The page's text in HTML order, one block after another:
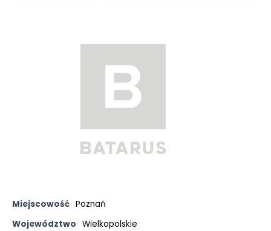
Miejscowość Poznań
Województwo Wielkopolskie